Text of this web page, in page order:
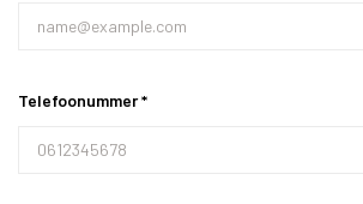
Telefoonummer *